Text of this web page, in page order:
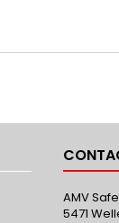
AMV
5471